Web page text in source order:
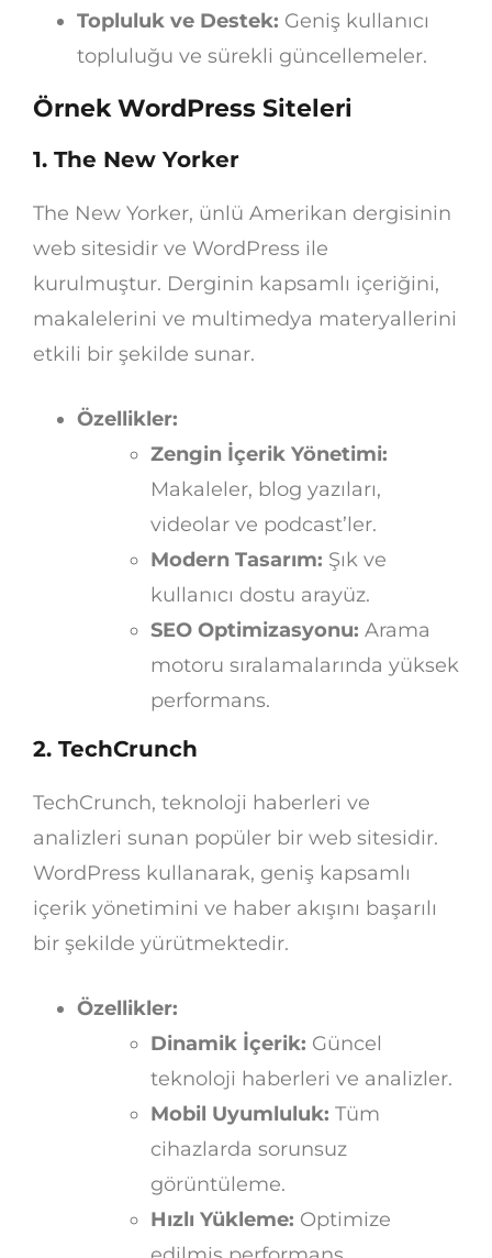
Topluluk ve Destek: Geniş kullanıcı
topluluğu ve sürekli güncellemeler.
Örnek WordPress Siteleri
1. The New Yorker
The New Yorker, ünlü Amerikan dergisinin
web sitesidir ve WordPress ile
kurulmuştur. Derginin kapsamlı içeriğini,
makalelerini ve multimedya materyallerini
etkili bir şekilde sunar.
Özellikler:
Zengin İçerik Yönetimi:
Makaleler, blog yazıları,
videolar ve podcast’ler.
Modern Tasarım: Şık ve
kullanıcı dostu arayüz.
SEO Optimizasyonu: Arama
motoru sıralamalarında yüksek
performans.
2. TechCrunch
TechCrunch, teknoloji haberleri ve
analizleri sunan popüler bir web sitesidir.
WordPress kullanarak, geniş kapsamlı
içerik yönetimini ve haber akışını başarılı
bir şekilde yürütmektedir.
Özellikler:
Dinamik İçerik: Güncel
teknoloji haberleri ve analizler.
Mobil Uyumluluk: Tüm
cihazlarda sorunsuz
görüntüleme.
Hızlı Yükleme: Optimize